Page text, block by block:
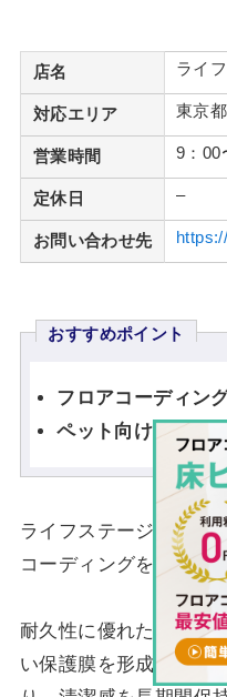
店名 ライ
対応エリア 東京
営業時間 9：00
定休日 –
お問い合わせ先
おすすめポイント
フロアコーディン
ペット向けのフロ
ライフステージは、高
コーディングを行う事
耐久性に優れた仕上が
い保護膜を形成するた